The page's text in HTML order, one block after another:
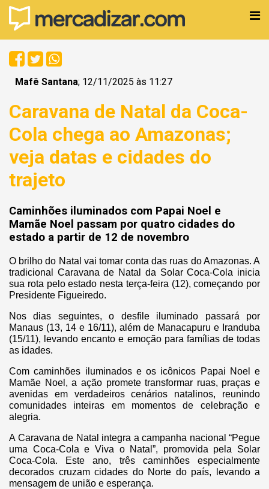
Mafê Santana; 12/11/2025 às 11:27
Caravana de Natal da Coca-
Cola chega ao Amazonas;
veja datas e cidades do
trajeto
Caminhões iluminados com Papai Noel e
Mamãe Noel passam por quatro cidades do
estado a partir de 12 de novembro
O brilho do Natal vai tomar conta das ruas do Amazonas. A
tradicional Caravana de Natal da Solar Coca-Cola inicia
sua rota pelo estado nesta terça-feira (12), começando por
Presidente Figueiredo.
Nos dias seguintes, o desfile iluminado passará por
Manaus (13, 14 e 16/11), além de Manacapuru e Iranduba
(15/11), levando encanto e emoção para famílias de todas
as idades.
Com caminhões iluminados e os icônicos Papai Noel e
Mamãe Noel, a ação promete transformar ruas, praças e
avenidas em verdadeiros cenários natalinos, reunindo
comunidades inteiras em momentos de celebração e
alegria.
A Caravana de Natal integra a campanha nacional “Pegue
uma Coca-Cola e Viva o Natal”, promovida pela Solar
Coca-Cola. Este ano, três caminhões especialmente
decorados cruzam cidades do Norte do país, levando a
mensagem de união e esperança.